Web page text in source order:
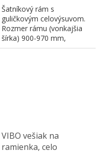
Šatníkový rám s
guličkovým celovýsuvom.
Rozmer rámu (vonkajšia
šírka) 900-970 mm,
vnútorný využiteľný
VIBO vešiak na
ramienka, celo